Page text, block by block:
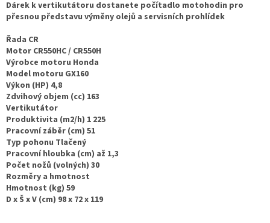
Dárek k vertikutátoru dostanete počítadlo motohodin pro
přesnou představu výměny olejů a servisních prohlídek
Řada CR
Motor CR550HC / CR550H
Výrobce motoru Honda
Model motoru GX160
Výkon (HP) 4,8
Zdvihový objem (cc) 163
Vertikutátor
Produktivita (m2/h) 1 225
Pracovní záběr (cm) 51
Typ pohonu Tlačený
Pracovní hloubka (cm) až 1,3
Počet nožů (volných) 30
Rozměry a hmotnost
Hmotnost (kg) 59
D x Š x V (cm) 98 x 72 x 119